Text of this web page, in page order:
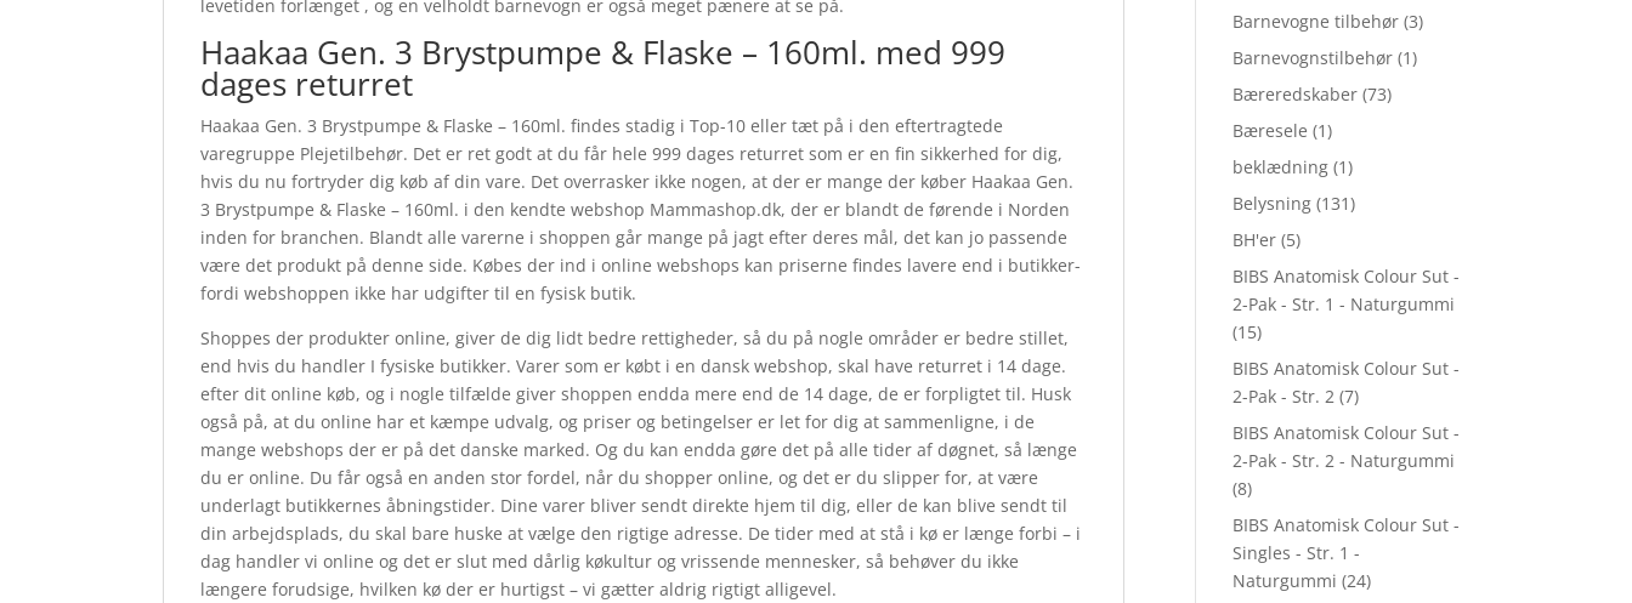
levetiden forlænget , og en velholdt barnevogn er også meget pænere at se på.
Haakaa Gen. 3 Brystpumpe & Flaske – 160ml. med 999
dages returret
Haakaa Gen. 3 Brystpumpe & Flaske – 160ml. findes stadig i Top-10 eller tæt på i den eftertragtede
varegruppe Plejetilbehør. Det er ret godt at du får hele 999 dages returret som er en fin sikkerhed for dig,
hvis du nu fortryder dig køb af din vare. Det overrasker ikke nogen, at der er mange der køber Haakaa Gen.
3 Brystpumpe & Flaske – 160ml. i den kendte webshop Mammashop.dk, der er blandt de førende i Norden
inden for branchen. Blandt alle varerne i shoppen går mange på jagt efter deres mål, det kan jo passende
være det produkt på denne side. Købes der ind i online webshops kan priserne findes lavere end i butikker-
fordi webshoppen ikke har udgifter til en fysisk butik.
Shoppes der produkter online, giver de dig lidt bedre rettigheder, så du på nogle områder er bedre stillet,
end hvis du handler I fysiske butikker. Varer som er købt i en dansk webshop, skal have returret i 14 dage.
efter dit online køb, og i nogle tilfælde giver shoppen endda mere end de 14 dage, de er forpligtet til. Husk
også på, at du online har et kæmpe udvalg, og priser og betingelser er let for dig at sammenligne, i de
mange webshops der er på det danske marked. Og du kan endda gøre det på alle tider af døgnet, så længe
du er online. Du får også en anden stor fordel, når du shopper online, og det er du slipper for, at være
underlagt butikkernes åbningstider. Dine varer bliver sendt direkte hjem til dig, eller de kan blive sendt til
din arbejdsplads, du skal bare huske at vælge den rigtige adresse. De tider med at stå i kø er længe forbi – i
dag handler vi online og det er slut med dårlig køkultur og vrissende mennesker, så behøver du ikke
længere forudsige, hvilken kø der er hurtigst – vi gætter aldrig rigtigt alligevel.
Barnevogne tilbehør (3)
Barnevognstilbehør (1)
Bæreredskaber (73)
Bæresele (1)
beklædning (1)
Belysning (131)
BH'er (5)
BIBS Anatomisk Colour Sut -
2-Pak - Str. 1 - Naturgummi
(15)
BIBS Anatomisk Colour Sut -
2-Pak - Str. 2 (7)
BIBS Anatomisk Colour Sut -
2-Pak - Str. 2 - Naturgummi
(8)
BIBS Anatomisk Colour Sut -
Singles - Str. 1 -
Naturgummi (24)